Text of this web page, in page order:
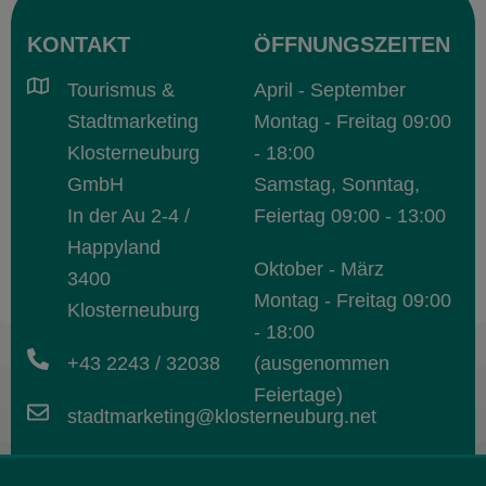
KONTAKT
Tourismus &
Stadtmarketing
Klosterneuburg
GmbH
In der Au 2-4 /
Happyland
3400
Klosterneuburg
+43 2243 / 32038
stadtmarketing@klosterneuburg.net
ÖFFNUNGSZEITEN
April - September
Montag - Freitag 09:00
- 18:00
Samstag, Sonntag,
Feiertag 09:00 - 13:00
Oktober - März
Montag - Freitag 09:00
- 18:00
(ausgenommen
Feiertage)